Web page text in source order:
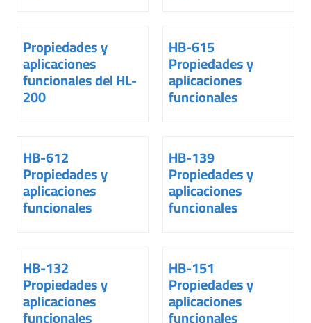
Propiedades y
aplicaciones
funcionales del HL-
200
HB-615
Propiedades y
aplicaciones
funcionales
HB-612
Propiedades y
aplicaciones
funcionales
HB-139
Propiedades y
aplicaciones
funcionales
HB-132
Propiedades y
aplicaciones
funcionales
HB-151
Propiedades y
aplicaciones
funcionales